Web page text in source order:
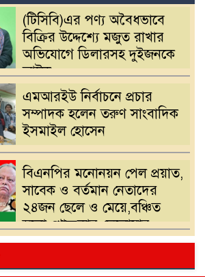
(টিসিবি)এর পণ্য অবৈধভাবে
বিক্রির উদ্দেশ্যে মজুত রাখার
অভিযোগে ডিলারসহ দুইজনকে
আটক
এমআরইউ নির্বাচনে প্রচার
সম্পাদক হলেন তরুণ সাংবাদিক
ইসমাইল হোসেন
বিএনপির মনোনয়ন পেল প্রয়াত,
সাবেক ও বর্তমান নেতাদের
২৪জন ছেলে ও মেয়ে,বঞ্চিত
হলো খোন্দকার দেলোয়ার
দাবিতে খোন্দকার আকবরের